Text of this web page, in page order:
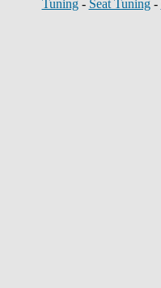
Tuning- Seat Tuning-